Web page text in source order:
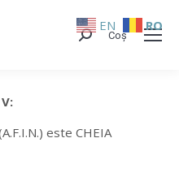
Search:Coș
este CHEIA
EN RO